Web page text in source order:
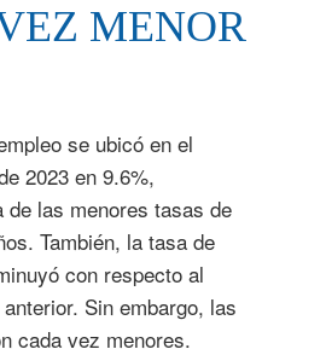
MENOR
se ubicó en el
2023 en 9.6%,
de las menores tasas de
También, la tasa de
con respecto al
Sin embargo, las
cada vez menores.